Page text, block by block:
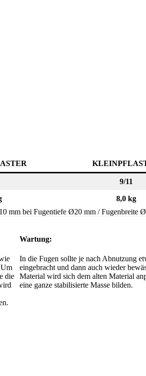
9/11
8,0 kg
mm bei Fugentiefe Ø20 mm / Fugenbreite
Um
die
Wartung:
In die Fugen sollte je nach Abnutzung
eingebracht und dann auch wieder
Material wird sich dem alten Material
eine ganze stabilisierte Masse bilden.